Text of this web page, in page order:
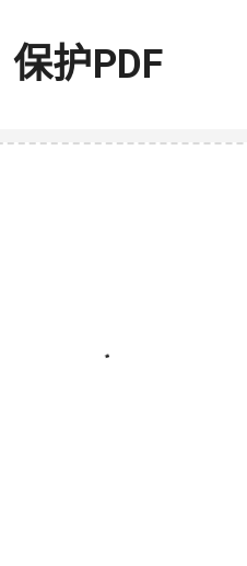
保护PDF